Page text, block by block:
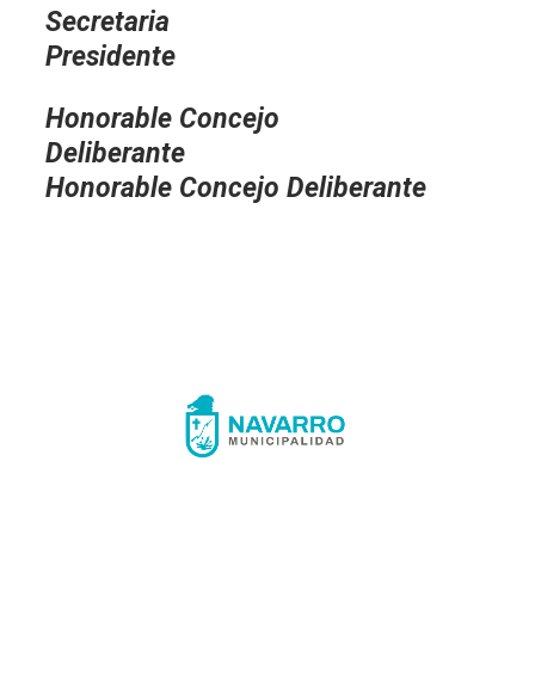
Presidente
Honorable Concejo
Deliberante
Honorable Concejo Deliberante